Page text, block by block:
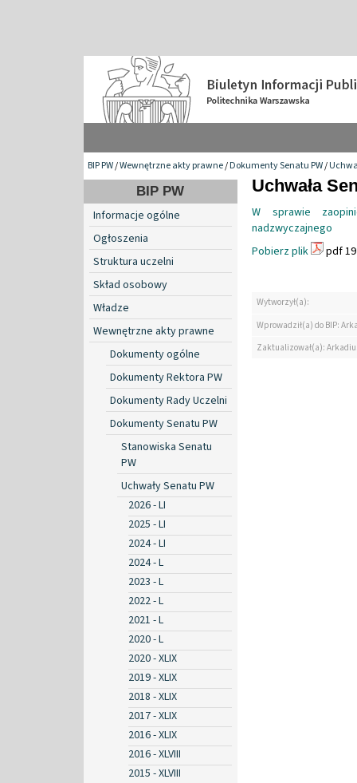
BIP PW/Wewnętrzne akty prawne/Dokumenty Senatu PW/
BIP PW
Informacje ogólne
Ogłoszenia
Struktura uczelni
Skład osobowy
Władze
Wewnętrzne akty prawne
Dokumenty ogólne
Dokumenty Rektora PW
Dokumenty Rady Uczelni
Dokumenty Senatu PW
Stanowiska Senatu
PW
Uchwały Senatu PW
2026 - LI
2025 - LI
2024 - LI
2024 - L
2023 - L
2022 - L
2021 - L
2020 - L
2020 - XLIX
2019 - XLIX
2018 - XLIX
2017 - XLIX
2016 - XLIX
2016 - XLVIII
2015 - XLVIII
Uchwała
W sprawie
nadzwyczajnego
Pobierz plik
pdf
Wytworzył(a):
Wprowadził(a) do BIP:
Zaktualizował(a):